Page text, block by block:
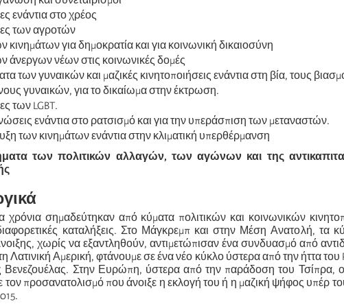
ενάντια στο χρέος
των αγροτών
κινημάτων για δημοκρατία και για κοινωνική δικαιοσύνη
άνεργων νέων στις κοινωνικές δομές
των γυναικών και μαζικές κινητοποιήσεις ενάντια στη βία, τους
γυναικών, για το δικαίωμα στην έκτρωση.
των LGBT.
ενάντια στο ρατσισμό και για την υπεράσπιση των μεταναστών.
των κινημάτων ενάντια στην κλιματική υπερθέρμανση
των πολιτικών αλλαγών, των αγώνων και της
χρόνια σημαδεύτηκαν από κύματα πολιτικών και κοινωνικών
καταλήξεις. Στο Μάγκρεμπ και στην Μέση Ανατολή, τα
χωρίς να εξαντληθούν, αντιμετώπισαν ένα συνδυασμό από
Λατινική Αμερική, φτάνουμε σε ένα νέο κύκλο ύστερα από την ήττα του
Βενεζουέλας. Στην Ευρώπη, ύστερα από την παράδοση του Τσίπρα,
τον προσανατολισμό που άνοιξε η εκλογή του ή η μαζική ψήφος υπέρ